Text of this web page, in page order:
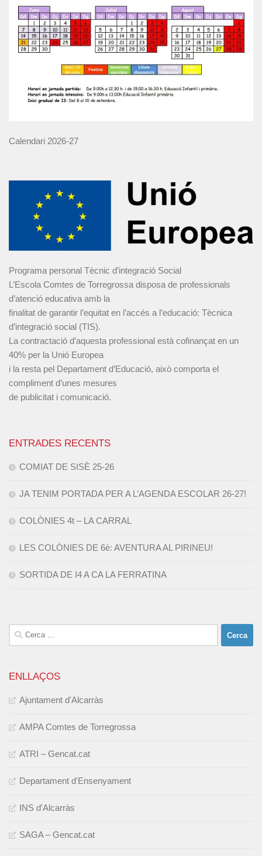
Calendari 2026-27
Programa personal Tècnic d’integració Social
L’Escola Comtes de Torregrossa disposa de professionals
d’atenció educativa amb la
finalitat de garantir l’equitat en l’accés a l’educació: Tècnica
d’integració social (TIS).
La contractació d’aquesta professional està cofinançat en un
40% per la Unió Europea
i la resta pel Departament d’Educació, això comporta el
compliment d’unes mesures
de publicitat i comunicació.
ENTRADES RECENTS
COMIAT DE SISÈ 25-26
JA TENIM PORTADA PER A L’AGENDA ESCOLAR 26-27!
COLÒNIES 4t – LA CARRAL
LES COLÒNIES DE 6è: AVENTURA AL PIRINEU!
SORTIDA DE I4 A CA LA FERRATINA
Cerca:
ENLLAÇOS
Ajuntament d'Alcarràs
AMPA Comtes de Torregrossa
ATRI – Gencat.cat
Departament d'Ensenyament
INS d'Alcarràs
SAGA – Gencat.cat